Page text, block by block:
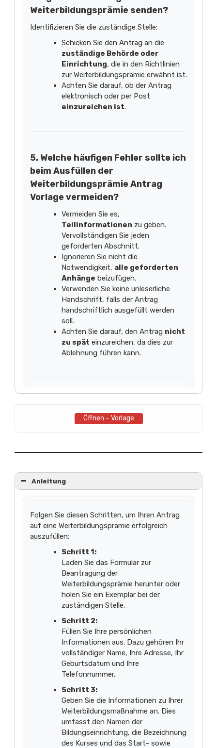
Weiterbildungsprämie senden?
Identifizieren Sie die zuständige Stelle:
Schicken Sie den Antrag an die
zuständige Behörde oder
Einrichtung, die in den Richtlinien
zur Weiterbildungsprämie erwähnt ist.
Achten Sie darauf, ob der Antrag
elektronisch oder per Post
einzureichen ist.
5. Welche häufigen Fehler sollte ich
beim Ausfüllen der
Weiterbildungsprämie Antrag
Vorlage vermeiden?
Vermeiden Sie es,
Teilinformationen zu geben.
Vervollständigen Sie jeden
geforderten Abschnitt.
Ignorieren Sie nicht die
Notwendigkeit, alle geforderten
Anhänge beizufügen.
Verwenden Sie keine unleserliche
Handschrift, falls der Antrag
handschriftlich ausgefüllt werden
soll.
Achten Sie darauf, den Antrag nicht
zu spät einzureichen, da dies zur
Ablehnung führen kann.
Öffnen – Vorlage
Anleitung
Folgen Sie diesen Schritten, um Ihren Antrag
auf eine Weiterbildungsprämie erfolgreich
auszufüllen:
Schritt 1:
Laden Sie das Formular zur
Beantragung der
Weiterbildungsprämie herunter oder
holen Sie ein Exemplar bei der
zuständigen Stelle.
Schritt 2:
Füllen Sie Ihre persönlichen
Informationen aus. Dazu gehören Ihr
vollständiger Name, Ihre Adresse, Ihr
Geburtsdatum und Ihre
Telefonnummer.
Schritt 3:
Geben Sie die Informationen zu Ihrer
Weiterbildungsmaßnahme an. Dies
umfasst den Namen der
Bildungseinrichtung, die Bezeichnung
des Kurses und das Start- sowie